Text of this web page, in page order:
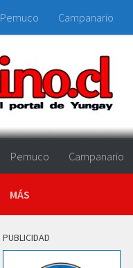
Pemuco Campanario
Pemuco Campanario
MÁS
PUBLICIDAD